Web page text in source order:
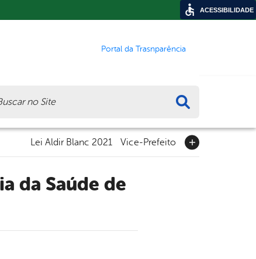
Portal da Trasnparência
Lei Aldir Blanc 2021 Vice-Prefeito
ACESSIBILIDADE